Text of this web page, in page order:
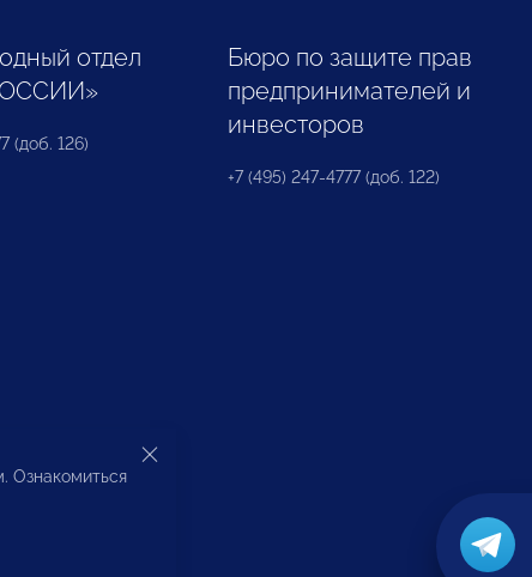
отдел
(доб. 126)
Бюро по защите прав
предпринимателей и
инвесторов
+7 (495) 247-4777 (доб. 122)
Ознакомиться